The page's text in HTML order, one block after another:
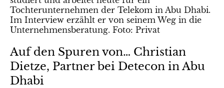
Auf den Spuren von… Christian
Dietze, Partner bei Detecon in Abu
Dhabi